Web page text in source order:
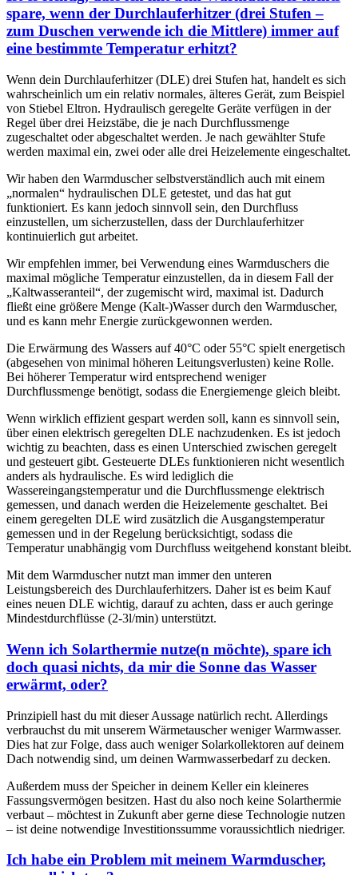
spare, wenn der Durchlauferhitzer (drei Stufen –
zum Duschen verwende ich die Mittlere) immer auf
eine bestimmte Temperatur erhitzt?
Wenn dein Durchlauferhitzer (DLE) drei Stufen hat, handelt es sich
wahrscheinlich um ein relativ normales, älteres Gerät, zum Beispiel
von Stiebel Eltron. Hydraulisch geregelte Geräte verfügen in der
Regel über drei Heizstäbe, die je nach Durchflussmenge
zugeschaltet oder abgeschaltet werden. Je nach gewählter Stufe
werden maximal ein, zwei oder alle drei Heizelemente eingeschaltet.
Wir haben den Warmduscher selbstverständlich auch mit einem
„normalen“ hydraulischen DLE getestet, und das hat gut
funktioniert. Es kann jedoch sinnvoll sein, den Durchfluss
einzustellen, um sicherzustellen, dass der Durchlauferhitzer
kontinuierlich gut arbeitet.
Wir empfehlen immer, bei Verwendung eines Warmduschers die
maximal mögliche Temperatur einzustellen, da in diesem Fall der
„Kaltwasseranteil“, der zugemischt wird, maximal ist. Dadurch
fließt eine größere Menge (Kalt-)Wasser durch den Warmduscher,
und es kann mehr Energie zurückgewonnen werden.
Die Erwärmung des Wassers auf 40°C oder 55°C spielt energetisch
(abgesehen von minimal höheren Leitungsverlusten) keine Rolle.
Bei höherer Temperatur wird entsprechend weniger
Durchflussmenge benötigt, sodass die Energiemenge gleich bleibt.
Wenn wirklich effizient gespart werden soll, kann es sinnvoll sein,
über einen elektrisch geregelten DLE nachzudenken. Es ist jedoch
wichtig zu beachten, dass es einen Unterschied zwischen geregelt
und gesteuert gibt. Gesteuerte DLEs funktionieren nicht wesentlich
anders als hydraulische. Es wird lediglich die
Wassereingangstemperatur und die Durchflussmenge elektrisch
gemessen, und danach werden die Heizelemente geschaltet. Bei
einem geregelten DLE wird zusätzlich die Ausgangstemperatur
gemessen und in der Regelung berücksichtigt, sodass die
Temperatur unabhängig vom Durchfluss weitgehend konstant bleibt.
Mit dem Warmduscher nutzt man immer den unteren
Leistungsbereich des Durchlauferhitzers. Daher ist es beim Kauf
eines neuen DLE wichtig, darauf zu achten, dass er auch geringe
Mindestdurchflüsse (2-3l/min) unterstützt.
Wenn ich Solarthermie nutze(n möchte), spare ich
doch quasi nichts, da mir die Sonne das Wasser
erwärmt, oder?
Prinzipiell hast du mit dieser Aussage natürlich recht. Allerdings
verbrauchst du mit unserem Wärmetauscher weniger Warmwasser.
Dies hat zur Folge, dass auch weniger Solarkollektoren auf deinem
Dach notwendig sind, um deinen Warmwasserbedarf zu decken.
Außerdem muss der Speicher in deinem Keller ein kleineres
Fassungsvermögen besitzen. Hast du also noch keine Solarthermie
verbaut – möchtest in Zukunft aber gerne diese Technologie nutzen
– ist deine notwendige Investitionssumme voraussichtlich niedriger.
Ich habe ein Problem mit meinem Warmduscher,